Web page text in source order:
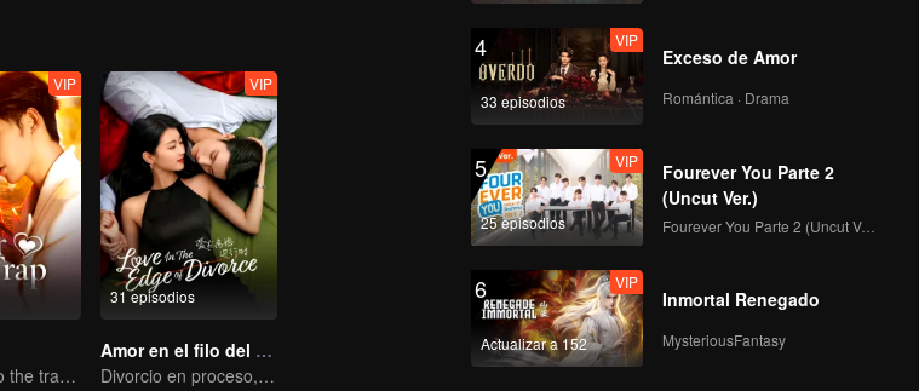
VIP
Lure you into the trap with love as bait
31 episodios
VIP
Amor en el filo del divorcio
Divorcio en proceso, el corazón se conmueve en el momento justo
4
33 episodios
VIP
Exceso de Amor
Romántica · Drama
5
25 episodios
VIP
Fourever You Parte 2
(Uncut Ver.)
Fourever You Parte 2 (Uncut Ver.)
6
Actualizar a 152
VIP
Inmortal Renegado
MysteriousFantasy